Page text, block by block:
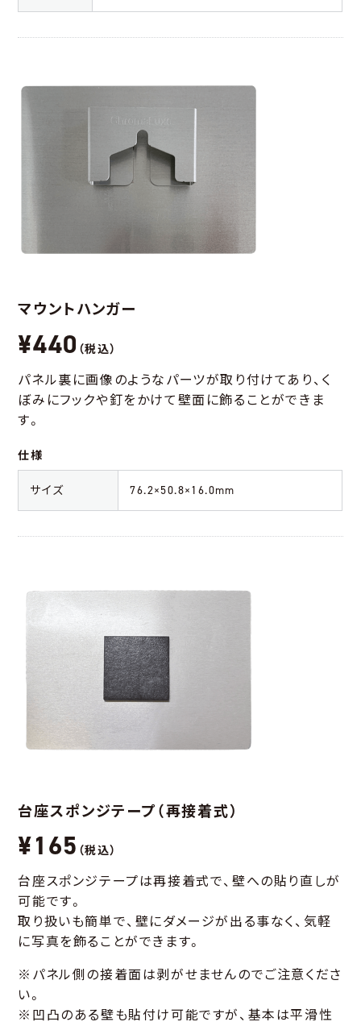
マウントハンガー
¥440 （税込）
パネル裏に画像のようなパーツが取り付けてあり、く
ぼみにフックや釘をかけて壁面に飾ることができま
す。
仕様
サイズ 76.2×50.8×16.0mm
台座スポンジテープ（再接着式）
¥165 （税込）
台座スポンジテープは再接着式で、壁への貼り直しが
可能です。
取り扱いも簡単で、壁にダメージが出る事なく、気軽
に写真を飾ることができます。
※パネル側の接着面は剥がせませんのでご注意くださ
い。
※凹凸のある壁も貼付け可能ですが、基本は平滑性